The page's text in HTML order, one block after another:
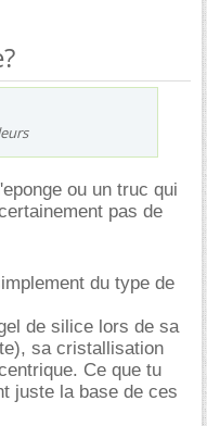
ou un truc qui
pas de
du type de
de silice lors de sa
sa cristallisation
Ce que tu
juste la base de ces